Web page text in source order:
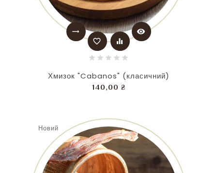
trending_flat
favorite_border
equalizer
visibility
Хмизок "Cabanos" (класичний)
140,00 ₴Ціна
Новий